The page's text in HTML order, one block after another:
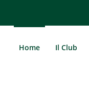
Home Il Club